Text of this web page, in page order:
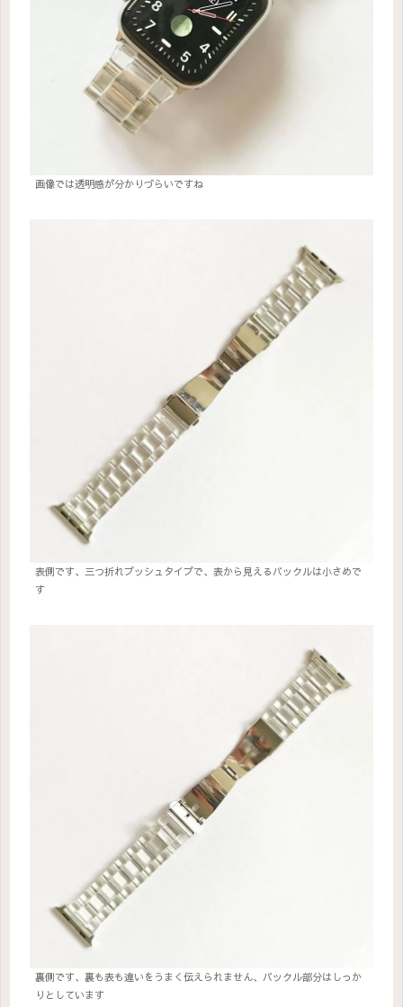
画像では透明感が分かりづらいですね
表側です、三つ折れプッシュタイプで、表から見えるバックルは小さめで
す
裏側です、裏も表も違いをうまく伝えられません、バックル部分はしっか
りとしています